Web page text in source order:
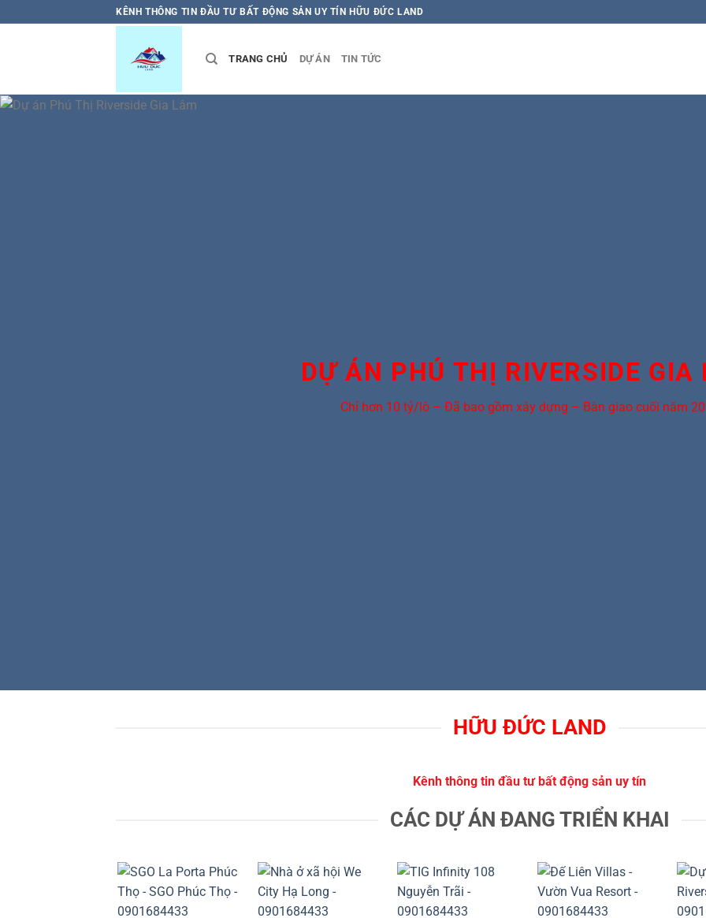
qua
KÊNH THÔNG TIN ĐẦU TƯ BẤT ĐỘNG SẢN UY TÍN HỮU ĐỨC LAND
TRANG CHỦ DỰ ÁN TIN TỨC
DỰ ÁN PHÚ THỊ RIVERSIDE GIA
Chỉ hơn 10 tỷ/lô – Đã bao gồm xây dựng – Bàn giao cuối năm
HỮU ĐỨC LAND
Kênh thông tin đầu tư bất động sản uy tín
CÁC DỰ ÁN ĐANG TRIỂN KHAI